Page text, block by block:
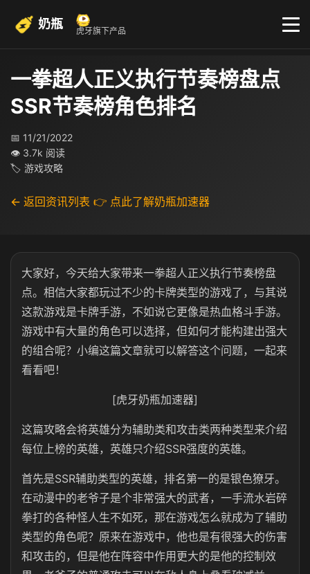
奶瓶 虎牙旗下产品
一拳超人正义执行节奏榜盘点
SSR节奏榜角色排名
📅 11/21/2022
👁 3.7k 阅读
🏷 游戏攻略
← 返回资讯列表 👉 点此了解奶瓶加速器
大家好，今天给大家带来一拳超人正义执行节奏榜盘
点。相信大家都玩过不少的卡牌类型的游戏了，与其说
这款游戏是卡牌手游，不如说它更像是热血格斗手游。
游戏中有大量的角色可以选择，但如何才能构建出强大
的组合呢？小编这篇文章就可以解答这个问题，一起来
看看吧！
[虎牙奶瓶加速器]
这篇攻略会将英雄分为辅助类和攻击类两种类型来介绍
每位上榜的英雄，英雄只介绍SSR强度的英雄。
首先是SSR辅助类型的英雄，排名第一的是银色獠牙。
在动漫中的老爷子是个非常强大的武者，一手流水岩碎
拳打的各种怪人生不如死，那在游戏怎么就成为了辅助
类型的角色呢？原来在游戏中，他也是有很强大的伤害
和攻击的，但是他在阵容中作用更大的是他的控制效